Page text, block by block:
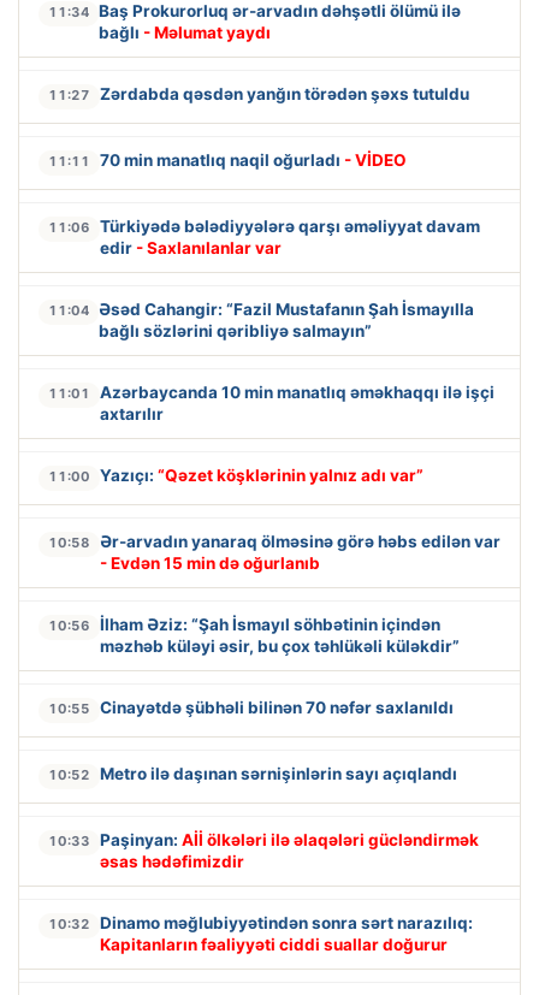
11:34 Baş Prokurorluq ər-arvadın dəhşətli ölümü ilə
bağlı - Məlumat yaydı
11:27 Zərdabda qəsdən yanğın törədən şəxs tutuldu
11:11 70 min manatlıq naqil oğurladı - VİDEO
11:06
Türkiyədə bələdiyyələrə qarşı əməliyyat davam
edir - Saxlanılanlar var
11:04
Əsəd Cahangir: “Fazil Mustafanın Şah İsmayılla
bağlı sözlərini qəribliyə salmayın”
11:01
Azərbaycanda 10 min manatlıq əməkhaqqı ilə işçi
axtarılır
11:00 Yazıçı: “Qəzet köşklərinin yalnız adı var”
10:58
Ər-arvadın yanaraq ölməsinə görə həbs edilən var
- Evdən 15 min də oğurlanıb
10:56
İlham Əziz: “Şah İsmayıl söhbətinin içindən
məzhəb küləyi əsir, bu çox təhlükəli küləkdir”
10:55 Cinayətdə şübhəli bilinən 70 nəfər saxlanıldı
10:52 Metro ilə daşınan sərnişinlərin sayı açıqlandı
10:33 Paşinyan: Aİİ ölkələri ilə əlaqələri gücləndirmək
əsas hədəfimizdir
10:32
Dinamo məğlubiyyətindən sonra sərt narazılıq:
Kapitanların fəaliyyəti ciddi suallar doğurur